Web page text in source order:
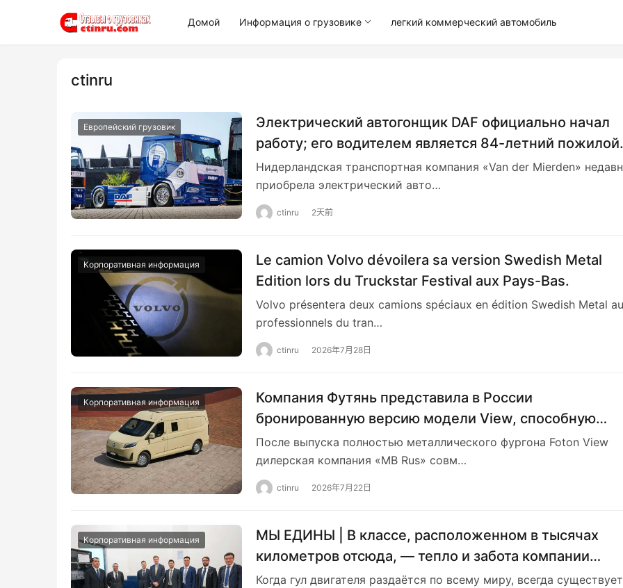
Домой Информация о грузовике легкий коммерческий автомобиль
ctinru
Европейский грузовик
Электрический автогонщик DAF официально начал
работу; его водителем является 84-летний пожилой
человек.
Нидерландская транспортная компания «Van der Mierden»
приобрела электрический авто…
ctinru 2天前
Корпоративная информация
Le camion Volvo dévoilera sa version Swedish Metal
Edition lors du Truckstar Festival aux Pays-Bas.
Volvo présentera deux camions spéciaux en édition Swedish Metal
professionnels du tran…
ctinru 2026年7月28日
Корпоративная информация
Компания Футянь представила в России
бронированную версию модели View, способную
противостоять выстрелам автоматического
Калашникова.
После выпуска полностью металлического фургона Foton View
дилерская компания «MB Rus» совм…
ctinru 2026年7月22日
Корпоративная информация
МЫ ЕДИНЫ | В классе, расположенном в тысячах
километров отсюда, — тепло и забота компании
Weichai
Когда гул двигателя раздаётся по всему миру, всегда существует